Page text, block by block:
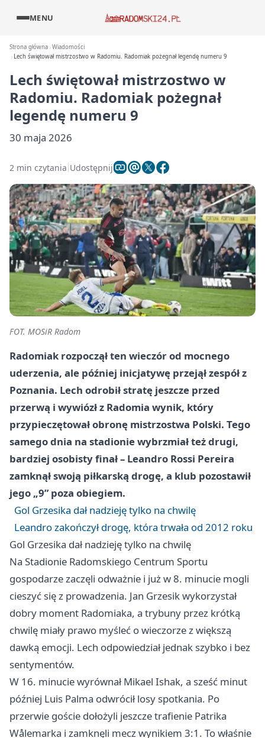
MENU
Strona główna Wiadomości
Lech świętował mistrzostwo w Radomiu. Radomiak pożegnał legendę numeru 9
Lech świętował mistrzostwo w
Radomiu. Radomiak pożegnał
legendę numeru 9
30 maja 2026
2 min czytania Udostępnij
FOT. MOSiR Radom
Radomiak rozpoczął ten wieczór od mocnego
uderzenia, ale później inicjatywę przejął zespół z
Poznania. Lech odrobił stratę jeszcze przed
przerwą i wywiózł z Radomia wynik, który
przypieczętował obronę mistrzostwa Polski. Tego
samego dnia na stadionie wybrzmiał też drugi,
bardziej osobisty finał – Leandro Rossi Pereira
zamknął swoją piłkarską drogę, a klub pozostawił
jego „9” poza obiegiem.
Gol Grzesika dał nadzieję tylko na chwilę
Leandro zakończył drogę, która trwała od 2012 roku
Gol Grzesika dał nadzieję tylko na chwilę
Na Stadionie Radomskiego Centrum Sportu
gospodarze zaczęli odważnie i już w 8. minucie mogli
cieszyć się z prowadzenia. Jan Grzesik wykorzystał
dobry moment Radomiaka, a trybuny przez krótką
chwilę miały prawo myśleć o wieczorze z większą
dawką emocji. Lech odpowiedział jednak szybko i bez
sentymentów.
W 16. minucie wyrównał Mikael Ishak, a sześć minut
później Luis Palma odwrócił losy spotkania. Po
przerwie goście dołożyli jeszcze trafienie Patrika
Wålemarka i zamknęli mecz wynikiem 3:1. To właśnie